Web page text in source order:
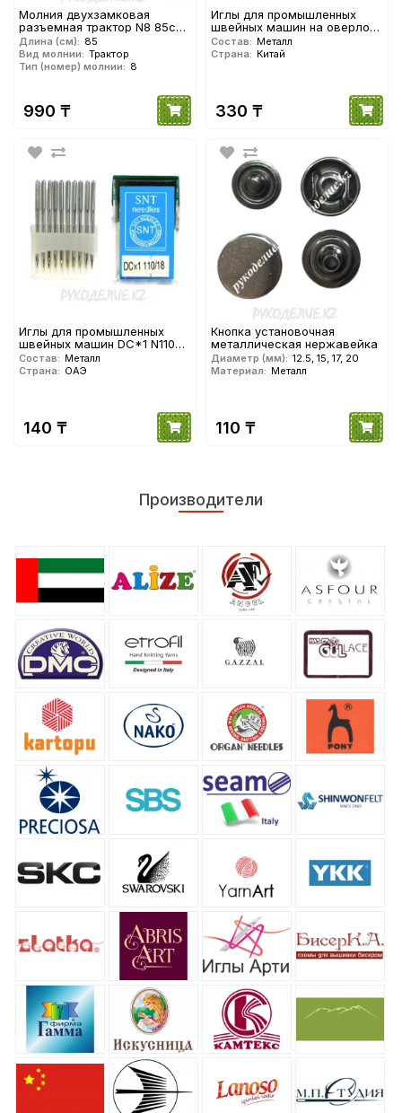
Молния двухзамковая
разъемная трактор N8 85см
YKK
Длина (см): 85
Вид молнии: Трактор
Тип (номер) молнии: 8
990 ₸
Иглы для промышленных
швейных машин на оверлок
DC-1 N110 Organ needles
Состав: Металл
Страна: Китай
330 ₸
Иглы для промышленных
швейных машин DС*1 N110
на оверлок
Состав: Металл
Страна: ОАЭ
140 ₸
Кнопка установочная
металлическая нержавейка
Диаметр (мм): 12.5, 15, 17, 20
Материал: Металл
110 ₸
Производители